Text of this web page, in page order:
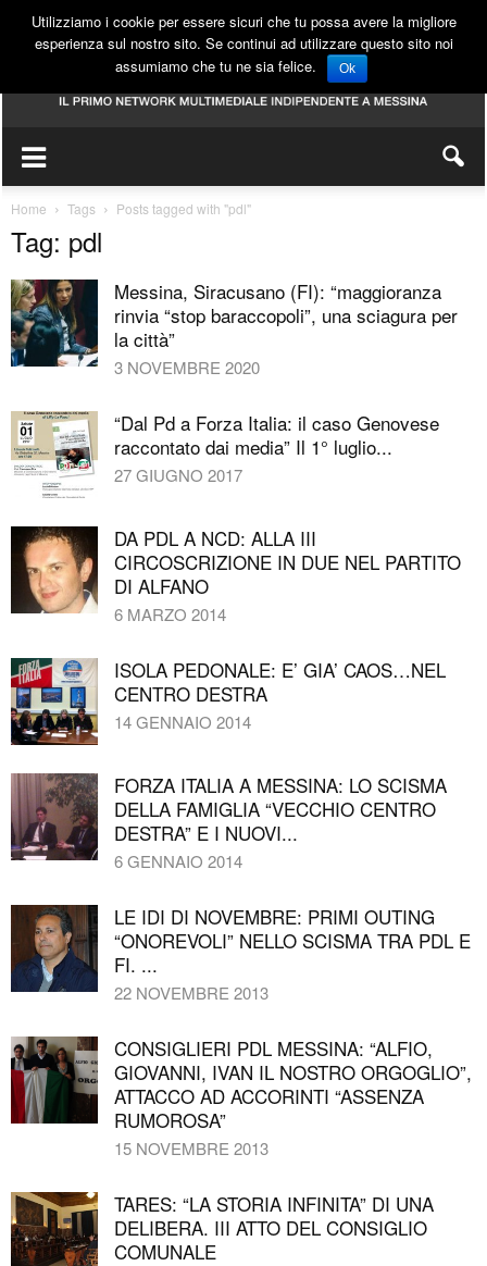
Home Tags Posts tagged with "pdl"
Tag: pdl
Messina, Siracusano (FI): “maggioranza
rinvia “stop baraccopoli”, una sciagura per
la città”
3 NOVEMBRE 2020
“Dal Pd a Forza Italia: il caso Genovese
raccontato dai media” Il 1° luglio...
27 GIUGNO 2017
DA PDL A NCD: ALLA III
CIRCOSCRIZIONE IN DUE NEL PARTITO
DI ALFANO
6 MARZO 2014
ISOLA PEDONALE: E’ GIA’ CAOS…NEL
CENTRO DESTRA
14 GENNAIO 2014
FORZA ITALIA A MESSINA: LO SCISMA
DELLA FAMIGLIA “VECCHIO CENTRO
DESTRA” E I NUOVI...
6 GENNAIO 2014
LE IDI DI NOVEMBRE: PRIMI OUTING
“ONOREVOLI” NELLO SCISMA TRA PDL E
FI. ...
22 NOVEMBRE 2013
CONSIGLIERI PDL MESSINA: “ALFIO,
GIOVANNI, IVAN IL NOSTRO ORGOGLIO”,
ATTACCO AD ACCORINTI “ASSENZA
RUMOROSA”
15 NOVEMBRE 2013
TARES: “LA STORIA INFINITA” DI UNA
DELIBERA. III ATTO DEL CONSIGLIO
COMUNALE
Utilizziamo i cookie per essere sicuri che tu possa avere la migliore
esperienza sul nostro sito. Se continui ad utilizzare questo sito noi
assumiamo che tu ne sia felice.
Ok